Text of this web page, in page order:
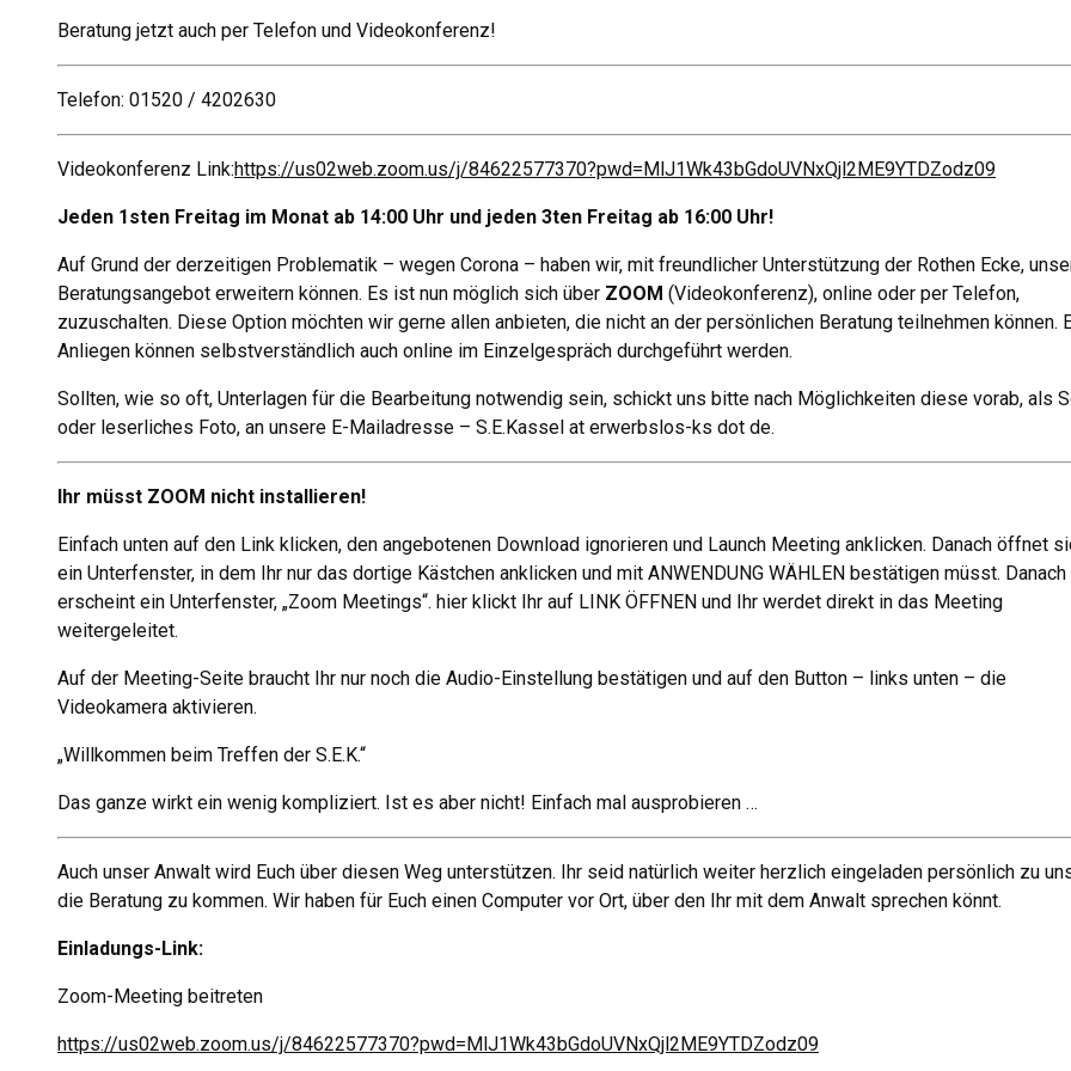
Beratung jetzt auch per Telefon und Videokonferenz!
Telefon: 01520 / 4202630
Videokonferenz Link:https://us02web.zoom.us/j/84622577370?pwd=MlJ1Wk43bGdoUVNxQjl2ME9YTDZodz09
Jeden 1sten Freitag im Monat ab 14:00 Uhr und jeden 3ten Freitag ab 16:00 Uhr!
Auf Grund der derzeitigen Problematik – wegen Corona – haben wir, mit freundlicher Unterstützung der Rothen Ecke,
Beratungsangebot erweitern können. Es ist nun möglich sich über ZOOM (Videokonferenz), online oder per Telefon,
zuzuschalten. Diese Option möchten wir gerne allen anbieten, die nicht an der persönlichen Beratung teilnehmen können.
Anliegen können selbstverständlich auch online im Einzelgespräch durchgeführt werden.
Sollten, wie so oft, Unterlagen für die Bearbeitung notwendig sein, schickt uns bitte nach Möglichkeiten diese vorab, als
oder leserliches Foto, an unsere E-Mailadresse – S.E.Kassel at erwerbslos-ks dot de.
Ihr müsst ZOOM nicht installieren!
Einfach unten auf den Link klicken, den angebotenen Download ignorieren und Launch Meeting anklicken. Danach öffnet
ein Unterfenster, in dem Ihr nur das dortige Kästchen anklicken und mit ANWENDUNG WÄHLEN bestätigen müsst. Danach
erscheint ein Unterfenster, „Zoom Meetings“. hier klickt Ihr auf LINK ÖFFNEN und Ihr werdet direkt in das Meeting
weitergeleitet.
Auf der Meeting-Seite braucht Ihr nur noch die Audio-Einstellung bestätigen und auf den Button – links unten – die
Videokamera aktivieren.
„Willkommen beim Treffen der S.E.K.“
Das ganze wirkt ein wenig kompliziert. Ist es aber nicht! Einfach mal ausprobieren …
Auch unser Anwalt wird Euch über diesen Weg unterstützen. Ihr seid natürlich weiter herzlich eingeladen persönlich zu
die Beratung zu kommen. Wir haben für Euch einen Computer vor Ort, über den Ihr mit dem Anwalt sprechen könnt.
Einladungs-Link:
Zoom-Meeting beitreten
https://us02web.zoom.us/j/84622577370?pwd=MlJ1Wk43bGdoUVNxQjl2ME9YTDZodz09